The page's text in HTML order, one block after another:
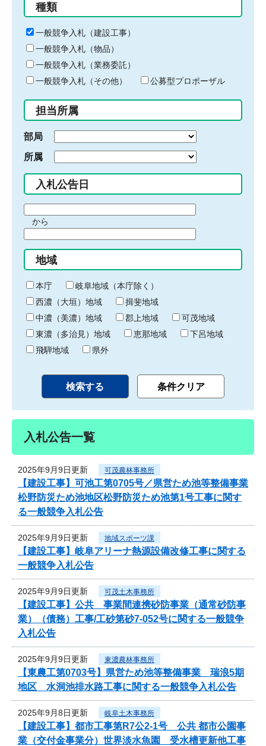
る
キ
ー
ワ
ー
ド
入
力
種類
一般競争入札（建設工事）
一般競争入札（物品）
一般競争入札（業務委託）
一般競争入札（その他）
公募型プロポーザル
担当所属
部局
所属
入札公告日
間
始
り
から
間
終
わ
り
地域
本庁
岐阜地域（本庁除く）
西濃（大垣）地域
揖斐地域
中濃（美濃）地域
郡上地域
可茂地域
東濃（多治見）地域
恵那地域
下呂地域
飛騨地域
県外
入札公告一覧
2025年9月9日更新 可茂農林事務所
【建設工事】可池工第0705号／県営ため池等整備事業
松野防災ため池地区松野防災ため池第1号工事に関す
る一般競争入札公告
2025年9月9日更新 地域スポーツ課
【建設工事】岐阜アリーナ熱源設備改修工事に関する
一般競争入札公告
2025年9月9日更新 可茂土木事務所
【建設工事】公共 事業間連携砂防事業（通常砂防事
業）（債務）工事/工砂第砂7-052号に関する一般競争
入札公告
2025年9月9日更新 東濃農林事務所
【東農工第0703号】県営ため池等整備事業 瑞浪5期
地区 水洞池排水路工事に関する一般競争入札公告
2025年9月8日更新 岐阜土木事務所
【建設工事】都市工事第R7公2-1号 公共 都市公園事
業（交付金事業分）世界淡水魚園 受水槽更新他工事